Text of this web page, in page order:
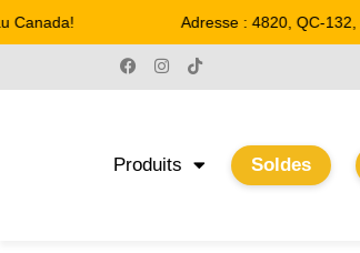
Adresse : 4820, QC-132,
Produits Soldes